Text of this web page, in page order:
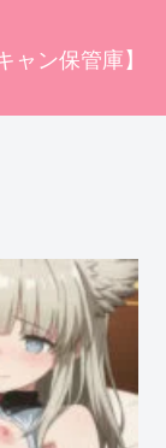
ャン保管庫】